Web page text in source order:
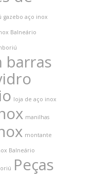
gazebo aço inox
Balneário
barras
loja de aço inox
manilhas
montante
Balneário
Peças
– Itajaí